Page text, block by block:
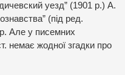
уезд” (1901 р.) А.
(під ред.
Але у писемних
немає жодної згадки про